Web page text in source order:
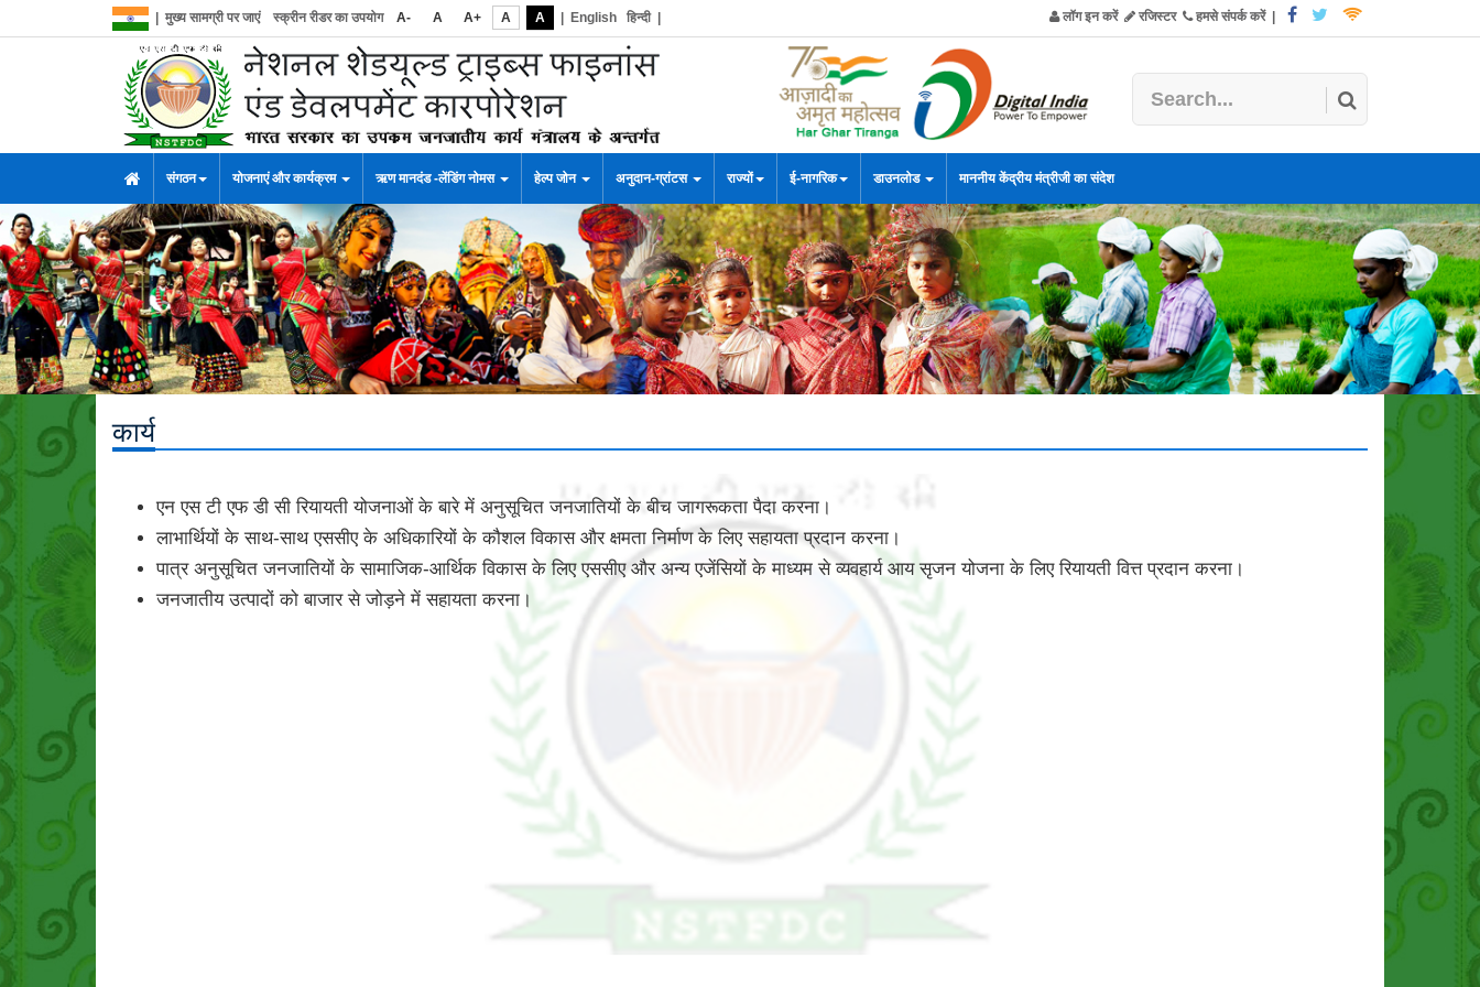
मुख्य सामग्री पर जाएं स्क्रीन रीडर का उपयोग A- A A+ A A English हिन्दी| लॉग इन करें रजिस्टर हमसे संपर्क करें|
संगठन योजनाएं और कार्यक्रम ऋण मानदंड -लेंडिंग नोमस हेल्प जोन अनुदान-ग्रांटस राज्यों ई-नागरिक डाउनलोड माननीय केंद्रीय मंत्रीजी का संदेश
कार्य
एन एस टी एफ डी सी रियायती योजनाओं के बारे में अनुसूचित जनजातियों के बीच जागरूकता पैदा करना।
लाभार्थियों के साथ-साथ एससीए के अधिकारियों के कौशल विकास और क्षमता निर्माण के लिए सहायता प्रदान करना।
पात्र अनुसूचित जनजातियों के सामाजिक-आर्थिक विकास के लिए एससीए और अन्य एजेंसियों के माध्यम से व्यवहार्य आय सृजन योजना के लिए रियायती वित्त प्रदान करना।
जनजातीय उत्पादों को बाजार से जोड़ने में सहायता करना।